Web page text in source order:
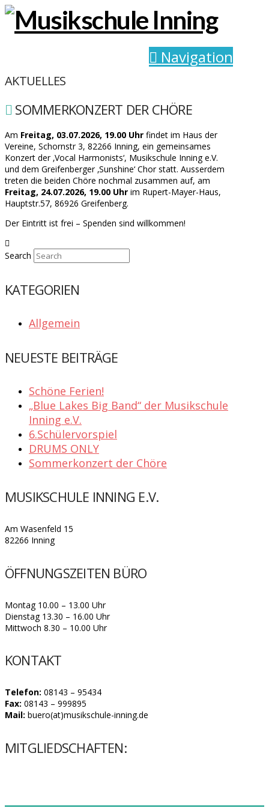
Navigation
AKTUELLES
SOMMERKONZERT DER CHÖRE
Am Freitag, 03.07.2026, 19.00 Uhr findet im Haus der
Vereine, Schornstr 3, 82266 Inning, ein gemeinsames
Konzert der ‚Vocal Harmonists‘, Musikschule Inning e.V.
und dem Greifenberger ‚Sunshine‘ Chor statt. Ausserdem
treten die beiden Chöre nochmal zusammen auf, am
Freitag, 24.07.2026, 19.00 Uhr im Rupert-Mayer-Haus,
Hauptstr.57, 86926 Greifenberg.
Der Eintritt ist frei – Spenden sind willkommen!
Search
KATEGORIEN
Allgemein
NEUESTE BEITRÄGE
Schöne Ferien!
„Blue Lakes Big Band“ der Musikschule
Inning e.V.
6.Schülervorspiel
DRUMS ONLY
Sommerkonzert der Chöre
MUSIKSCHULE INNING E.V.
Am Wasenfeld 15
82266 Inning
ÖFFNUNGSZEITEN BÜRO
Montag 10.00 – 13.00 Uhr
Dienstag 13.30 – 16.00 Uhr
Mittwoch 8.30 – 10.00 Uhr
KONTAKT
Telefon: 08143 – 95434
Fax: 08143 – 999895
Mail: buero(at)musikschule-inning.de
MITGLIEDSCHAFTEN: